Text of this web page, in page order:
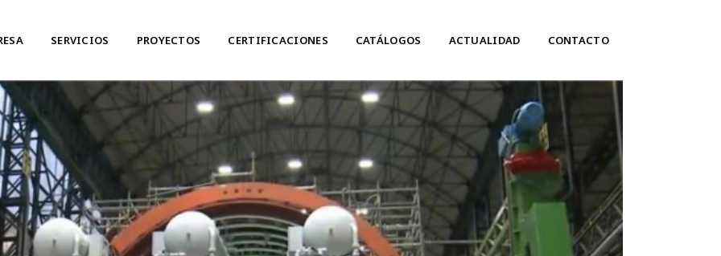
SERVICIOS PROYECTOS CERTIFICACIONES CATÁLOGOS ACTUALIDAD CONTACTO